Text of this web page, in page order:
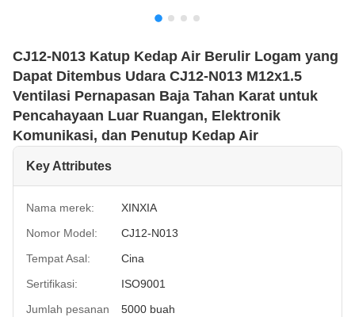
CJ12-N013 Katup Kedap Air Berulir Logam yang
Dapat Ditembus Udara CJ12-N013 M12x1.5
Ventilasi Pernapasan Baja Tahan Karat untuk
Pencahayaan Luar Ruangan, Elektronik
Komunikasi, dan Penutup Kedap Air
Key Attributes
Nama merek:
XINXIA
Nomor Model:
CJ12-N013
Tempat Asal:
Cina
Sertifikasi:
ISO9001
Jumlah pesanan
5000 buah